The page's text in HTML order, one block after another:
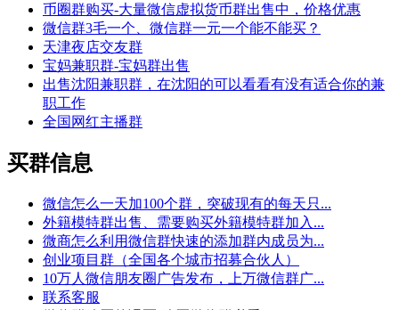
币圈群购买-大量微信虚拟货币群出售中，价格优惠
微信群3毛一个、微信群一元一个能不能买？
天津夜店交友群
宝妈兼职群-宝妈群出售
出售沈阳兼职群，在沈阳的可以看看有没有适合你的兼
职工作
全国网红主播群
买群信息
微信怎么一天加100个群，突破现有的每天只...
外籍模特群出售、需要购买外籍模特群加入...
微商怎么利用微信群快速的添加群内成员为...
创业项目群（全国各个城市招募合伙人）
10万人微信朋友圈广告发布，上万微信群广...
联系客服